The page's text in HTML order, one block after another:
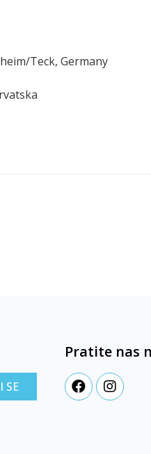
Teck, Germany
SE
Pratite nas